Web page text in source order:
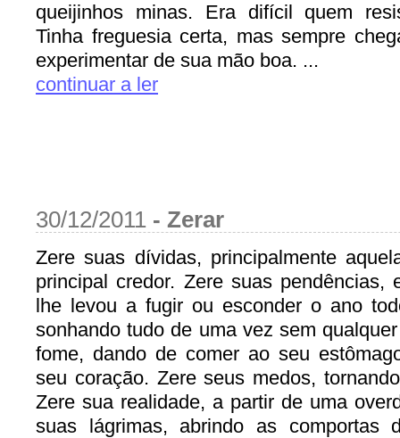
queijinhos minas. Era difícil quem
Tinha freguesia certa, mas sempre
experimentar de sua mão boa. ...
continuar a ler
30/12/2011 - Zerar
Zere suas dívidas, principalmente
principal credor. Zere suas pendências,
lhe levou a fugir ou esconder o ano
sonhando tudo de uma vez sem
fome, dando de comer ao seu
seu coração. Zere seus medos,
Zere sua realidade, a partir de uma
suas lágrimas, abrindo as comportas